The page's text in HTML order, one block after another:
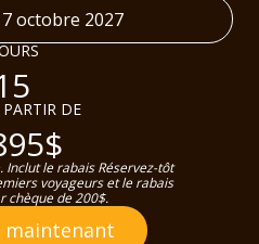
octobre 2027
PARTIR DE
Inclut le rabais Réservez-tôt
voyageurs et le rabais
chèque de 200$.
maintenant